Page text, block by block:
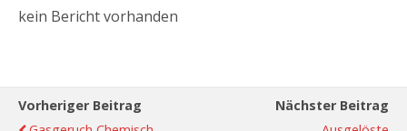
kein Bericht vorhanden
Vorheriger Beitrag
Nächster Beitrag